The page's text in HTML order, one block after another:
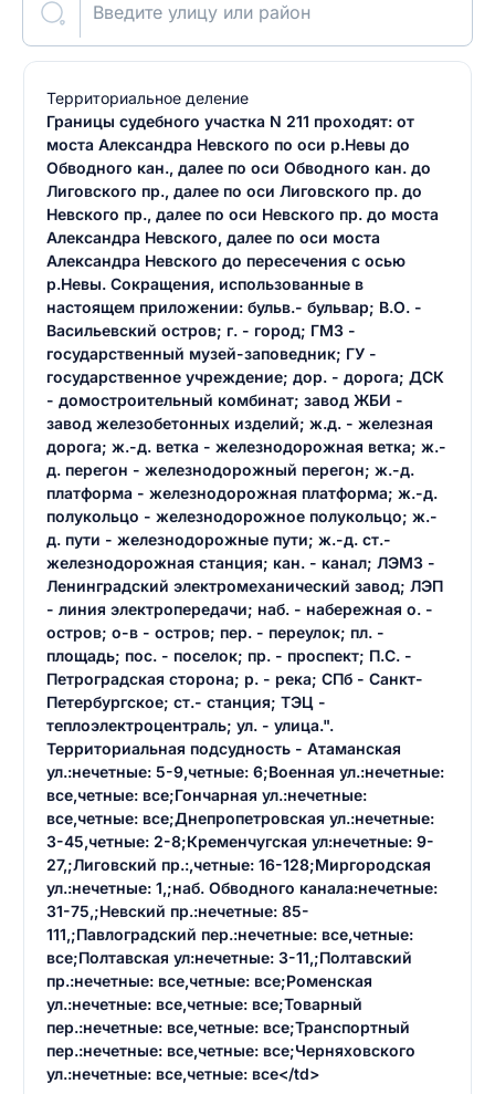
Введите улицу или район
Территориальное деление
Границы судебного участка N 211 проходят: от
моста Александра Невского по оси р.Невы до
Обводного кан., далее по оси Обводного кан. до
Лиговского пр., далее по оси Лиговского пр. до
Невского пр., далее по оси Невского пр. до моста
Александра Невского, далее по оси моста
Александра Невского до пересечения с осью
р.Невы. Сокращения, использованные в
настоящем приложении: бульв.- бульвар; В.О. -
Васильевский остров; г. - город; ГМЗ -
государственный музей-заповедник; ГУ -
государственное учреждение; дор. - дорога; ДСК
- домостроительный комбинат; завод ЖБИ -
завод железобетонных изделий; ж.д. - железная
дорога; ж.-д. ветка - железнодорожная ветка; ж.-
д. перегон - железнодорожный перегон; ж.-д.
платформа - железнодорожная платформа; ж.-д.
полукольцо - железнодорожное полукольцо; ж.-
д. пути - железнодорожные пути; ж.-д. ст.-
железнодорожная станция; кан. - канал; ЛЭМЗ -
Ленинградский электромеханический завод; ЛЭП
- линия электропередачи; наб. - набережная о. -
остров; о-в - остров; пер. - переулок; пл. -
площадь; пос. - поселок; пр. - проспект; П.С. -
Петроградская сторона; р. - река; СПб - Санкт-
Петербургское; ст.- станция; ТЭЦ -
теплоэлектроцентраль; ул. - улица.".
Территориальная подсудность - Атаманская
ул.:нечетные: 5-9,четные: 6;Военная ул.:нечетные:
все,четные: все;Гончарная ул.:нечетные:
все,четные: все;Днепропетровская ул.:нечетные:
3-45,четные: 2-8;Кременчугская ул:нечетные: 9-
27,;Лиговский пр.:,четные: 16-128;Миргородская
ул.:нечетные: 1,;наб. Обводного канала:нечетные:
31-75,;Невский пр.:нечетные: 85-
111,;Павлоградский пер.:нечетные: все,четные:
все;Полтавская ул:нечетные: 3-11,;Полтавский
пр.:нечетные: все,четные: все;Роменская
ул.:нечетные: все,четные: все;Товарный
пер.:нечетные: все,четные: все;Транспортный
пер.:нечетные: все,четные: все;Черняховского
ул.:нечетные: все,четные: все</td>